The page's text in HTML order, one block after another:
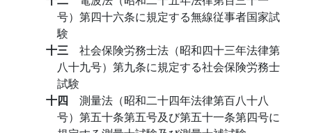
号）第四十六条に規定する無線従事者国家試
験
十三 社会保険労務士法（昭和四十三年法律第
八十九号）第九条に規定する社会保険労務士
試験
十四 測量法（昭和二十四年法律第百八十八
号）第五十条第五号及び第五十一条第四号に